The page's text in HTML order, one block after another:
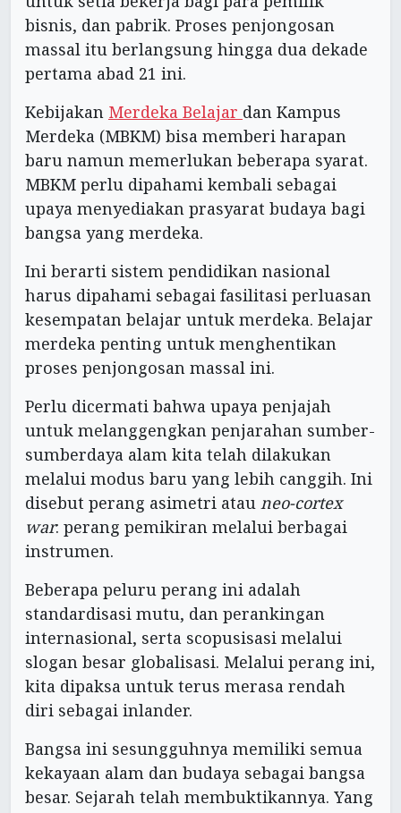
bisnis, dan pabrik. Proses penjongosan
massal itu berlangsung hingga dua dekade
pertama abad 21 ini.
Kebijakan Merdeka Belajar dan Kampus
Merdeka (MBKM) bisa memberi harapan
baru namun memerlukan beberapa syarat.
MBKM perlu dipahami kembali sebagai
upaya menyediakan prasyarat budaya bagi
bangsa yang merdeka.
Ini berarti sistem pendidikan nasional
harus dipahami sebagai fasilitasi perluasan
kesempatan belajar untuk merdeka. Belajar
merdeka penting untuk menghentikan
proses penjongosan massal ini.
Perlu dicermati bahwa upaya penjajah
untuk melanggengkan penjarahan sumber-
sumberdaya alam kita telah dilakukan
melalui modus baru yang lebih canggih. Ini
disebut perang asimetri atau neo-cortex
war: perang pemikiran melalui berbagai
instrumen.
Beberapa peluru perang ini adalah
standardisasi mutu, dan perankingan
internasional, serta scopusisasi melalui
slogan besar globalisasi. Melalui perang ini,
kita dipaksa untuk terus merasa rendah
diri sebagai inlander.
Bangsa ini sesungguhnya memiliki semua
kekayaan alam dan budaya sebagai bangsa
besar. Sejarah telah membuktikannya. Yang